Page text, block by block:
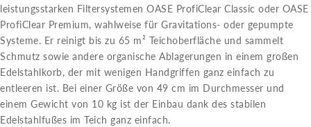
leistungsstarken Filtersystemen OASE ProfiClear Classic oder OASE
ProfiClear Premium, wahlweise für Gravitations- oder gepumpte
Systeme. Er reinigt bis zu 65 m² Teichoberfläche und sammelt
Schmutz sowie andere organische Ablagerungen in einem großen
Edelstahlkorb, der mit wenigen Handgriffen ganz einfach zu
entleeren ist. Bei einer Größe von 49 cm im Durchmesser und
einem Gewicht von 10 kg ist der Einbau dank des stabilen
Edelstahlfußes im Teich ganz einfach.